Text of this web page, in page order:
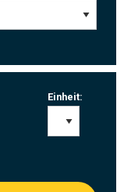
Einheit: